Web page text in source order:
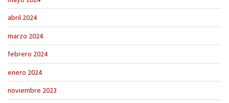
abril 2024
marzo 2024
febrero 2024
enero 2024
noviembre 2023